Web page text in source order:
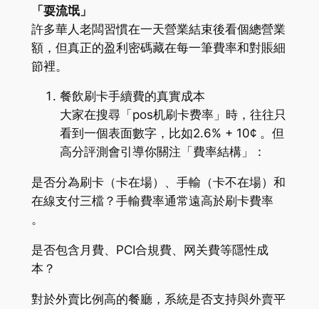
「耍流氓」
許多華人老闆習慣在一天營業結束後看個總營業
額，但真正的盈利密碼藏在每一筆費率和對賬細
節裡。
餐飲刷卡手續費的真實成本
大家在搜尋「pos机刷卡费率」時，往往只
看到一個表面數字，比如2.6% + 10¢ 。但
高分評測會引導你關注「費率結構」：
是否分為刷卡（卡在場）、手輸（卡不在場）和
在線支付三檔？手輸費率通常遠高於刷卡費率
。
是否包含月費、PCI合規費、网关費等隱性成
本？
對於外賣比例高的餐廳，系統是否支持與外賣平